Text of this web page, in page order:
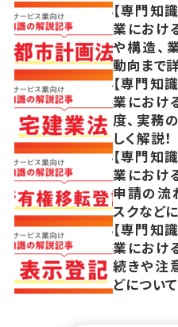
【専門知
業におけ
や構造、
動向まで
【専門知
業におけ
度、実務
しく解説！
【専門知
業におけ
申請の流
スクなど
【専門知
業におけ
続きや注
どについ